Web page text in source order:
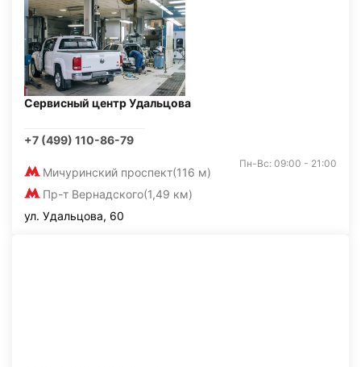
Сервисный центр Удальцова
+7 (499) 110-86-79
Мичуринский проспект(116 м)
Пр-т Вернадского(1,49 км)
Пн-Вс: 09:00 - 21:00
ул. Удальцова, 60